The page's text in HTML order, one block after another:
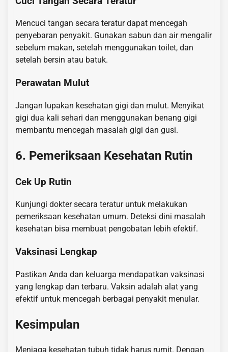
Mencuci tangan secara teratur dapat mencegah
penyebaran penyakit. Gunakan sabun dan air mengalir
sebelum makan, setelah menggunakan toilet, dan
setelah bersin atau batuk.
Perawatan Mulut
Jangan lupakan kesehatan gigi dan mulut. Menyikat
gigi dua kali sehari dan menggunakan benang gigi
membantu mencegah masalah gigi dan gusi.
6. Pemeriksaan Kesehatan Rutin
Cek Up Rutin
Kunjungi dokter secara teratur untuk melakukan
pemeriksaan kesehatan umum. Deteksi dini masalah
kesehatan bisa membuat pengobatan lebih efektif.
Vaksinasi Lengkap
Pastikan Anda dan keluarga mendapatkan vaksinasi
yang lengkap dan terbaru. Vaksin adalah alat yang
efektif untuk mencegah berbagai penyakit menular.
Kesimpulan
Menjaga kesehatan tubuh tidak harus rumit. Dengan